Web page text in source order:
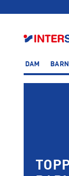
DAM BARN